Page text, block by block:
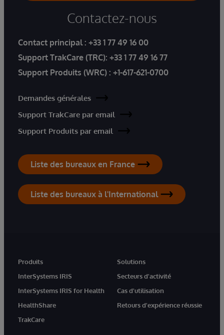
Contactez-nous
Contact principal : +33 1 77 49 16 00
Support TrakCare (TRC): +33 1 77 49 16 77
Support Produits (WRC) : +1-617-621-0700
Demandes générales
Support TrakCare par email
Support Produits par email
Liste des bureaux en France
Liste des bureaux à l'International
Produits
InterSystems IRIS
InterSystems IRIS for Health
HealthShare
TrakCare
Solutions
Secteurs d'activité
Cas d'utilisation
Retours d'expérience réussie